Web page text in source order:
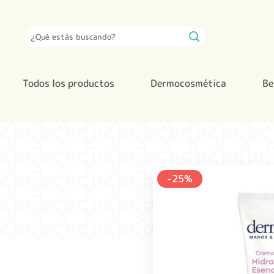
contenido
Buscar
por:
Todos los productos Dermocosmética
-25%